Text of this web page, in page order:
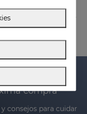
y recibe un
compra
consejos para cuidar